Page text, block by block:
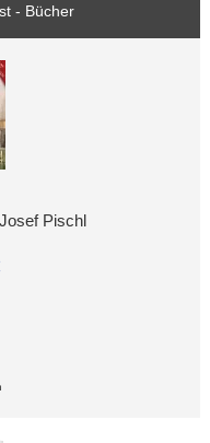
- Bücher
Pischl